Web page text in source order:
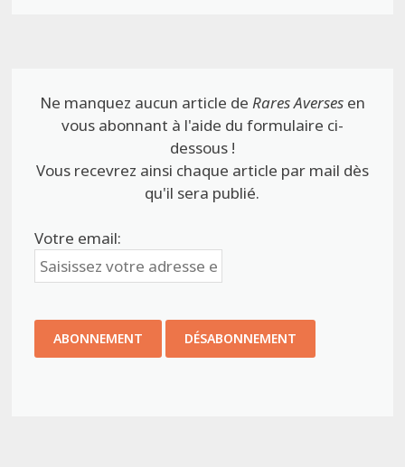
Ne manquez aucun article de Rares Aversesen
vous abonnant à l'aide du formulaire ci-
dessous !
Vous recevrez ainsi chaque article par mail dès
qu'il sera publié.
Votre email: